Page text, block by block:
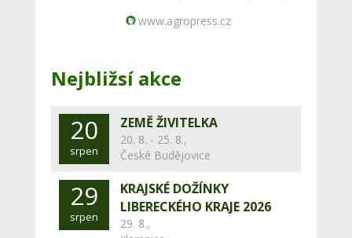
www.agropress.cz
Nejbližsí akce
20
srpen
ZEMĚ ŽIVITELKA
20. 8. - 25. 8.,
České Budějovice
29
srpen
KRAJSKÉ DOŽÍNKY
LIBERECKÉHO KRAJE 2026
29. 8.,